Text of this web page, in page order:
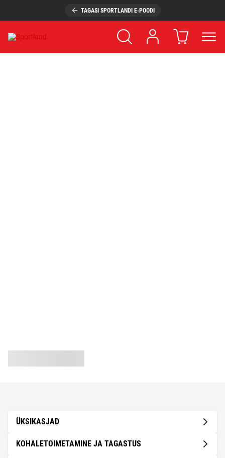
TAGASI SPORTLANDI E-POODI
ÜKSIKASJAD
KOHALETOIMETAMINE JA TAGASTUS